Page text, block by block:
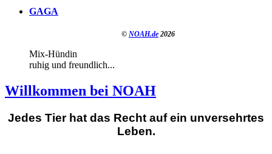
GAGA
© NOAH.de 2026
Mix-Hündin
ruhig und freundlich...
Willkommen bei NOAH
Jedes Tier hat das Recht auf ein unversehrtes
Leben.